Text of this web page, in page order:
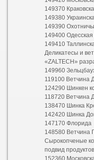
149370
149380
149390
149400 Одесская
149410
Деликатесы и
«ZALTECH»
149960
119100 Ветчина
124290 Шинкен
118720 Ветчина
138470 Шинка
142420 Шинка
147170 Флорида
148580 Ветчина
Сырокопченые
подвид продуктов
152360